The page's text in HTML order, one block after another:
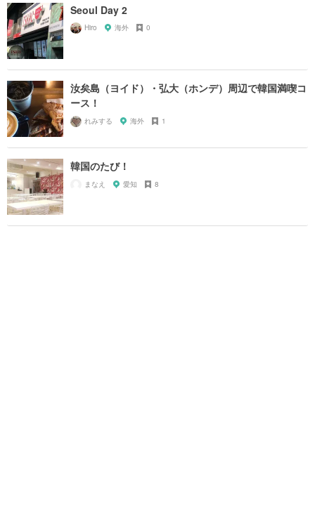
Seoul Day 2
Hiro 海外 0
汝矣島（ヨイド）・弘大（ホンデ）周辺で韓国満喫コ
ース！
れみする 海外 1
韓国のたび！
まなえ 愛知 8